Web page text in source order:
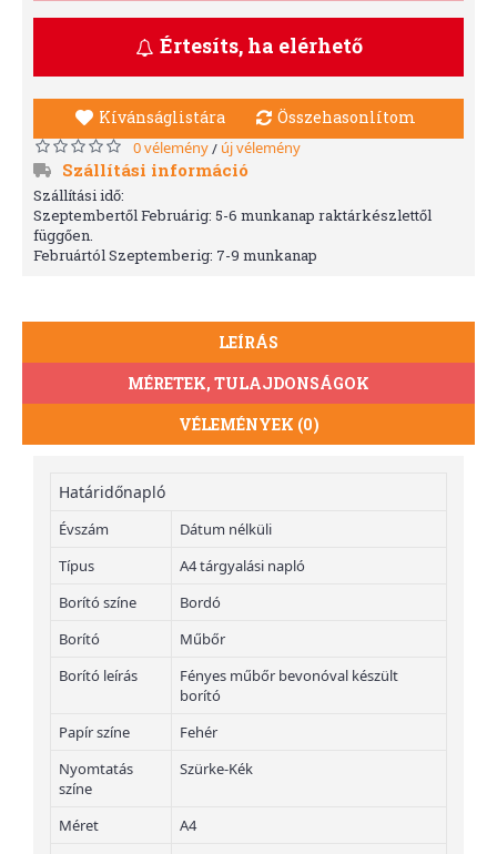
Értesíts, ha elérhető
Kívánságlistára Összehasonlítom
0 vélemény/ új vélemény
Szállítási információ
Szállítási idő:
Szeptembertől Februárig: 5-6 munkanap raktárkészlettől
függően.
Februártól Szeptemberig: 7-9 munkanap
LEÍRÁS
MÉRETEK, TULAJDONSÁGOK
VÉLEMÉNYEK (0)
Határidőnapló
Évszám
Dátum nélküli
Típus
A4 tárgyalási napló
Borító színe
Bordó
Borító
Műbőr
Borító leírás
Fényes műbőr bevonóval készült
borító
Papír színe
Fehér
Nyomtatás
színe
Szürke-Kék
Méret
A4